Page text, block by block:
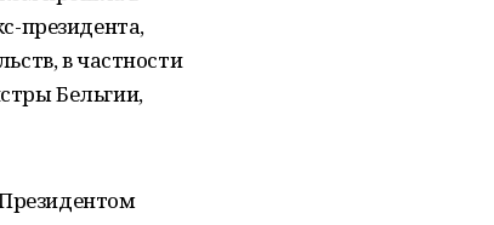
президента,
в частности
Бельгии,